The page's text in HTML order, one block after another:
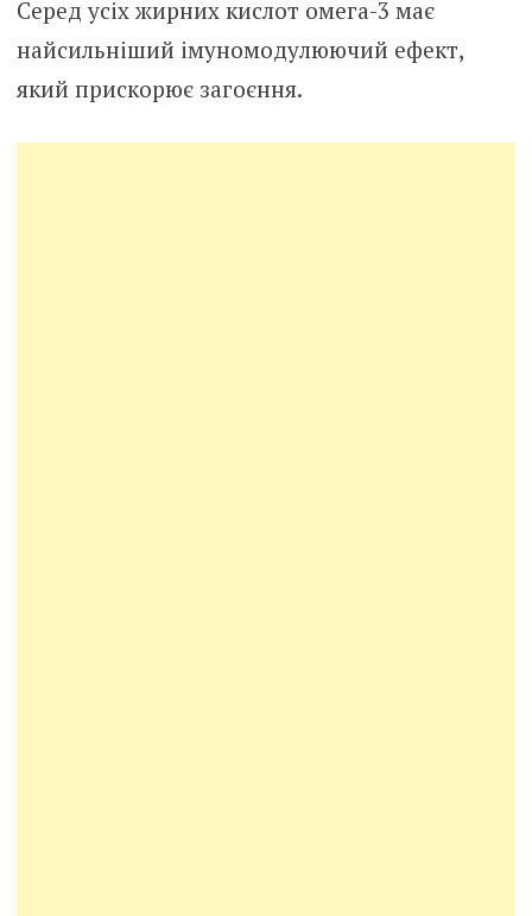
Серед усіх жирних кислот омега-3 має
найсильніший імуномодулюючий ефект,
який прискорює загоєння.